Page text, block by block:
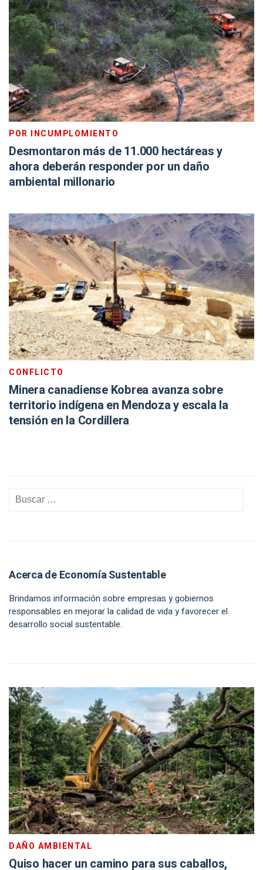
POR INCUMPLOMIENTO
Desmontaron más de 11.000 hectáreas y
ahora deberán responder por un daño
ambiental millonario
CONFLICTO
Minera canadiense Kobrea avanza sobre
territorio indígena en Mendoza y escala la
tensión en la Cordillera
Acerca de Economía Sustentable
Brindamos información sobre empresas y gobiernos
responsables en mejorar la calidad de vida y favorecer el
desarrollo social sustentable.
DAÑO AMBIENTAL
Quiso hacer un camino para sus caballos,